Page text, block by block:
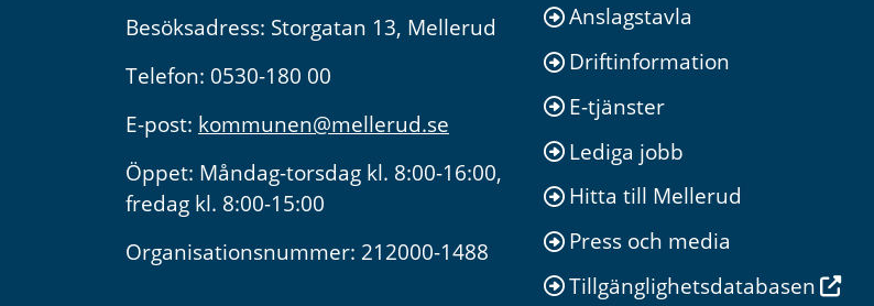
Besöksadress: Storgatan 13, Mellerud
Telefon: 0530-180 00
E-post: kommunen@mellerud.se
Öppet: Måndag-torsdag kl. 8:00-16:00,
fredag kl. 8:00-15:00
Organisationsnummer: 212000-1488
Anslagstavla
Driftinformation
E-tjänster
Lediga jobb
Hitta till Mellerud
Press och media
Tillgänglighetsdatabasen